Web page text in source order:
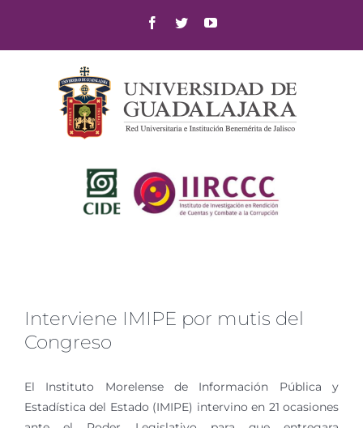
content
Facebook
TwitterYouTube
Interviene IMIPE por mutis del
Congreso
El Instituto Morelense de Información Pública y
Estadística del Estado (IMIPE) intervino en 21 ocasiones